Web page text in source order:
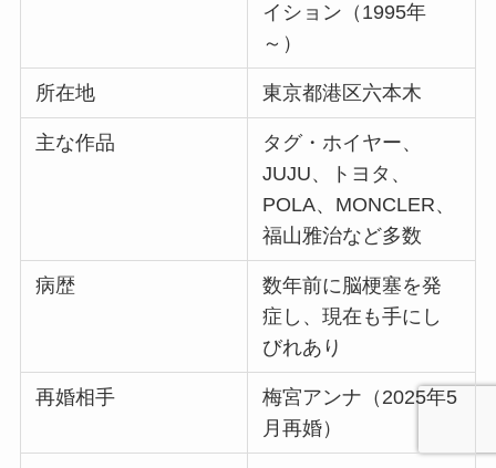
イション（1995年
～）
所在地 東京都港区六本木
主な作品
タグ・ホイヤー、
JUJU、トヨタ、
POLA、MONCLER、
福山雅治など多数
病歴
数年前に脳梗塞を発
症し、現在も手にし
びれあり
再婚相手
梅宮アンナ（2025年5
月再婚）